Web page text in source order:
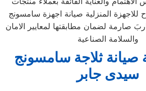
للاجهزة المنزلية صيانة اجهزة سامسونج
صارمة لضمان مطابقتها لمعايير الامان
والسلامة الصناعية
ثلاجة سامسونج
سيدى جابر